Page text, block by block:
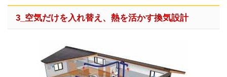
3_空気だけを入れ替え、熱を活かす換気設計